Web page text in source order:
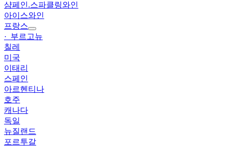
샴페인.스파클링와인
아이스와인
프랑스
· 부르고뉴
칠레
미국
이태리
스페인
아르헨티나
호주
캐나다
독일
뉴질랜드
포르투갈